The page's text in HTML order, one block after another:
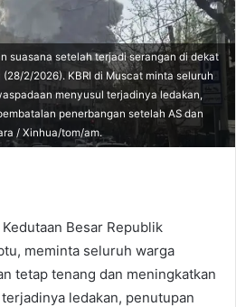
suasana setelah terjadi serangan di dekat
2/2026). KBRI di Muscat minta seluruh
menyusul terjadinya ledakan,
penerbangan setelah AS dan
/ Xinhua/tom/am.
Kedutaan Besar Republik
meminta seluruh warga
tetap tenang dan meningkatkan
ledakan, penutupan